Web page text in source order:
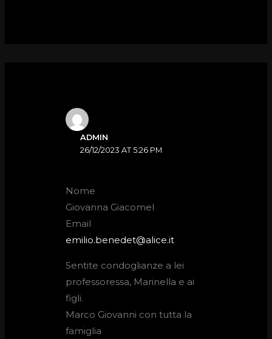
ADMIN
26/12/2023 AT 5:26 PM
Nome
Giovanna Giacomel
Email
emilio.benedet@alice.it
Sentite condoglianze a lei
professoressa, Marinella e ai
figli.
Marco Giovanni con tutta la
famiglia